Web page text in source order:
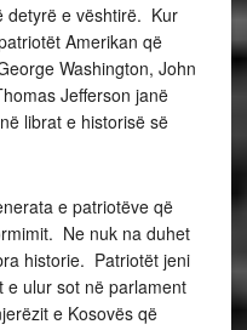
detyrë e vështirë. Kur
Amerikan që
Washington, John
Jefferson janë
librat e historisë së
e patriotëve që
Ne nuk na duhet
historie. Patriotët jeni
ulur sot në parlament
e Kosovës që